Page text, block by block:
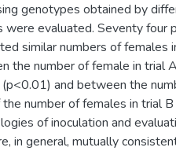
genotypes obtained by
were evaluated. Seventy four
similar numbers of females
the number of female in trial
and between the
number of females in trial
of inoculation and
in general, mutually